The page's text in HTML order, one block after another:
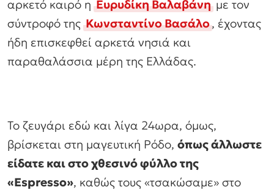
αρκετό καιρό ηΕυρυδίκη Βαλαβάνημε τον
σύντροφό τηςΚωνσταντίνο Βασάλο, έχοντας
ήδη επισκεφθεί αρκετά νησιά και
παραθαλάσσια μέρη της Ελλάδας.
Το ζευγάρι εδώ και λίγα 24ωρα, όμως,
βρίσκεται στη μαγευτική Ρόδο, όπως άλλωστε
είδατε και στο χθεσινό φύλλο της
«Espressο», καθώς τους «τσακώσαμε» στο